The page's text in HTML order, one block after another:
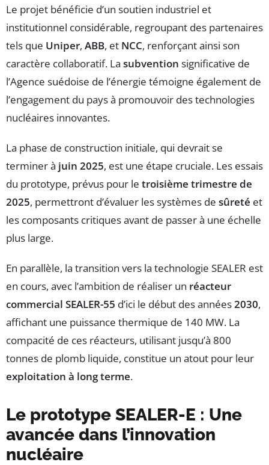
Le projet bénéficie d’un soutien industriel et
institutionnel considérable, regroupant des partenaires
tels que Uniper, ABB, et NCC, renforçant ainsi son
caractère collaboratif. La subvention significative de
l’Agence suédoise de l’énergie témoigne également de
l’engagement du pays à promouvoir des technologies
nucléaires innovantes.
La phase de construction initiale, qui devrait se
terminer à juin 2025, est une étape cruciale. Les essais
du prototype, prévus pour le troisième trimestre de
2025, permettront d’évaluer les systèmes de sûreté et
les composants critiques avant de passer à une échelle
plus large.
En parallèle, la transition vers la technologie SEALER est
en cours, avec l’ambition de réaliser un réacteur
commercial SEALER-55 d’ici le début des années2030,
affichant une puissance thermique de 140 MW. La
compacité de ces réacteurs, utilisant jusqu’à 800
tonnes de plomb liquide, constitue un atout pour leur
exploitation à long terme.
Le prototype SEALER-E : Une
avancée dans l’innovation
nucléaire